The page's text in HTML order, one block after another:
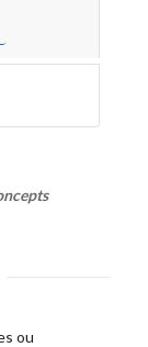
ou